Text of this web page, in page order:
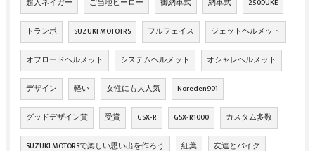
超人ネイガー ご当地ヒーロー 御納車式 納車式 250DUKE
トランポ SUZUKI MOTOTRS フルフェイス ジェットヘルメット
オフロードヘルメット システムヘルメット オシャレヘルメット
デザイン 軽い 女性にも大人気 Noreden901
グッドデザイン賞 受賞 GSX‐R GSX‐R1000 カスタム多数
SUZUKI MOTORSで楽しい思い出を作ろう 紅葉 友達とバイク